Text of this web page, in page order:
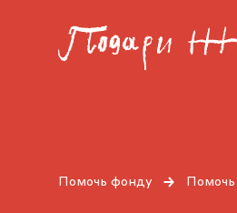
Помочь фонду